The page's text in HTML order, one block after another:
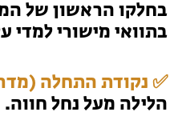
בחלקו הראשון של
בתוואי מישורי למדי
✅ נקודת התחלה
הלילה מעל נחל חווה.